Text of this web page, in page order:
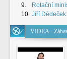
9.
Rotační
10. Jiří
VIDEA -